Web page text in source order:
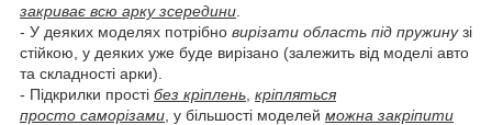
закриває всю арку зсередини
- У деяких моделях потрібно вирізати область під пружинузі
стійкою, у деяких уже буде вирізано (залежить від моделі авто
та складності арки).
- Підкрилки прості без кріплень кріпляться
просто саморізами , у більшості моделей можна закріпити